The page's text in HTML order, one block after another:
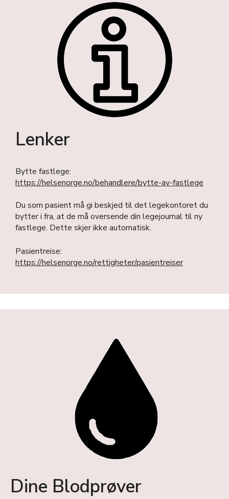
Lenker
Bytte fastlege:
https://helsenorge.no/behandlere/bytte-av-fastlege
Du som pasient må gi beskjed til det legekontoret du
bytter i fra, at de må oversende din legejournal til ny
fastlege. Dette skjer ikke automatisk.
Pasientreise:
https://helsenorge.no/rettigheter/pasientreiser
Dine Blodprøver